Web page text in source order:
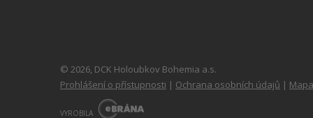
© 2026, DCK Holoubkov Bohemia a.s.
Prohlášení o přístupnosti | Ochrana osobních údajů |
VYROBILA